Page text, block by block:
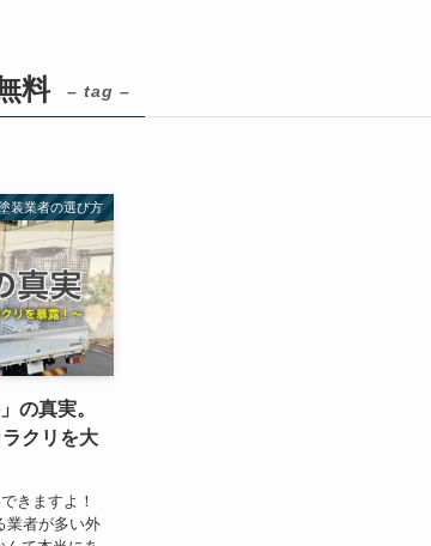
料 – tag –
装業者の選び方
の真実。
クリを大
きますよ！
業者が多い外